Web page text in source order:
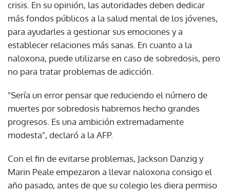
crisis. En su opinión, las autoridades deben dedicar
más fondos públicos a la salud mental de los jóvenes,
para ayudarles a gestionar sus emociones y a
establecer relaciones más sanas. En cuanto a la
naloxona, puede utilizarse en caso de sobredosis, pero
no para tratar problemas de adicción.
"Sería un error pensar que reduciendo el número de
muertes por sobredosis habremos hecho grandes
progresos. Es una ambición extremadamente
modesta", declaró a la AFP.
Con el fin de evitarse problemas, Jackson Danzig y
Marin Peale empezaron a llevar naloxona consigo el
año pasado, antes de que su colegio les diera permiso